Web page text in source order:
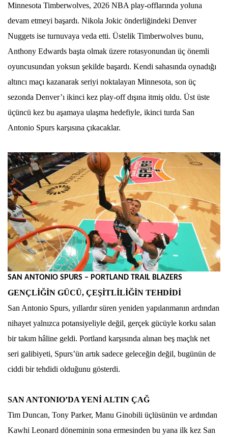
Minnesota Timberwolves, 2026 NBA play-offlarında yoluna
devam etmeyi başardı. Nikola Jokic önderliğindeki Denver
Nuggets ise turnuvaya veda etti. Üstelik Timberwolves bunu,
Anthony Edwards başta olmak üzere rotasyonundan üç önemli
oyuncusundan yoksun şekilde başardı. Kendi sahasında oynadığı
altıncı maçı kazanarak seriyi noktalayan Minnesota, son üç
sezonda Denver’ı ikinci kez play-off dışına itmiş oldu. Üst üste
üçüncü kez bu aşamaya ulaşma hedefiyle, ikinci turda San
Antonio Spurs karşısına çıkacaklar.
SAN ANTONIO SPURS – PORTLAND TRAIL BLAZERS
GENÇLİĞİN GÜCÜ, ÇEŞİTLİLİĞİN TEHDİDİ
San Antonio Spurs, yıllardır süren yeniden yapılanmanın ardından
nihayet yalnızca potansiyeliyle değil, gerçek gücüyle korku salan
bir takım hâline geldi. Portland karşısında alınan beş maçlık net
seri galibiyeti, Spurs’ün artık sadece geleceğin değil, bugünün de
ciddi bir tehdidi olduğunu gösterdi.
SAN ANTONIO’DA YENİ ALTIN ÇAĞ
Tim Duncan, Tony Parker, Manu Ginobili üçlüsünün ve ardından
Kawhi Leonard döneminin sona ermesinden bu yana ilk kez San